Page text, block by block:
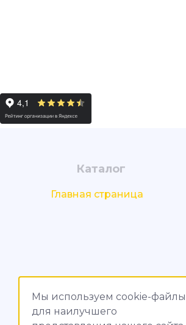
Мы используем cookie-файлы
для наилучшего
Каталог
Главная страница